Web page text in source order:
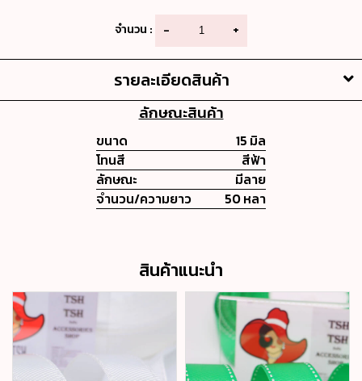
จำนวน : - +
รายละเอียดสินค้า
ลักษณะสินค้า
ขนาด
15 มิล
โทนสี
สีฟ้า
ลักษณะ
มีลาย
จำนวน/ความยาว
50 หลา
สินค้าแนะนำ